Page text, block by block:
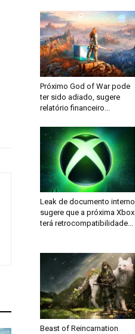
Próximo God of War pode
ter sido adiado, sugere
relatório financeiro...
Leak de documento interno
sugere que a próxima Xbox
terá retrocompatibilidade...
Beast of Reincarnation